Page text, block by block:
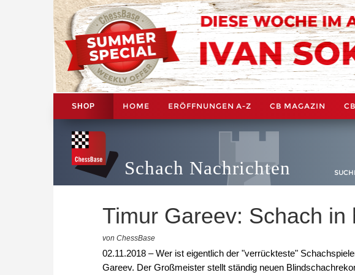
SHOP HOME ERÖFFNUNGEN A-Z CB MAGAZIN
Schach Nachrichten
Timur Gareev: Schach in
von ChessBase
02.11.2018 – Wer ist eigentlich der "verrückteste"
Gareev. Der Großmeister stellt ständig neuen